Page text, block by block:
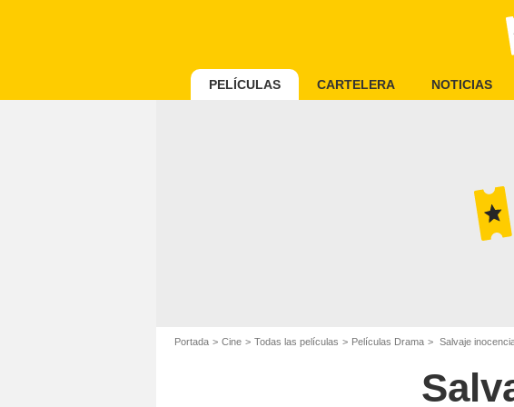
PELÍCULAS CARTELERA NOTICIAS
Portada Cine Todas las películas Películas Drama Salvaje